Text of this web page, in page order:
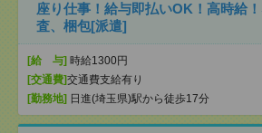
座り仕事！給与即払いOK！高時給
査、梱包[派遣]
[給 与] 時給1300円
[交通費]交通費支給有り
[勤務地] 日進(埼玉県)駅から徒歩17分